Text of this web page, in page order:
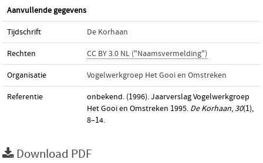
Aanvullende gegevens
Tijdschrift De Korhaan
Rechten CC BY 3.0 NL ("Naamsvermelding")
Organisatie Vogelwerkgroep Het Gooi en Omstreken
Referentie
onbekend. (1996). Jaarverslag Vogelwerkgroep
Het Gooi en Omstreken 1995. De Korhaan, 30(1),
8–14.
Download PDF